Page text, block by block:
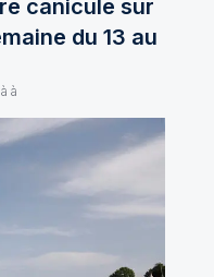
canicule sur
du 13 au
à